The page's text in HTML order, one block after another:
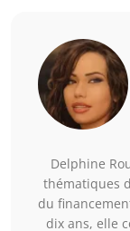
Delphine
thématiques
du
dix ans, elle